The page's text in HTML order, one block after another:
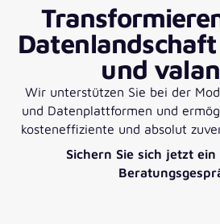
und
Wir unterstützen Sie bei der
und Datenplattformen und
kosteneffiziente und absolut
Sichern Sie sich jetzt